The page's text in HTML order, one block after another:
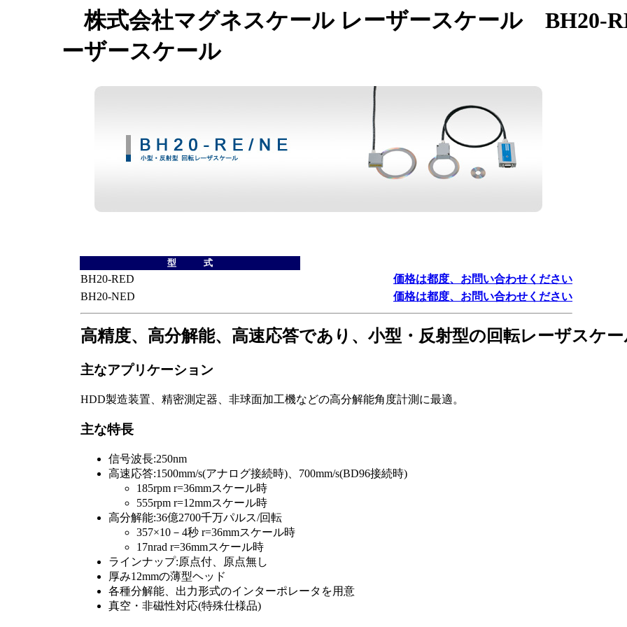
株式会社マグネスケール レーザースケール BH20-
ーザースケール
型 式
BH20-RED
価格は都度、お問い合わせください
BH20-NED
価格は都度、お問い合わせください
高精度、高分解能、高速応答であり、小型・反射型の回転レーザスケ
主なアプリケーション
HDD製造装置、精密測定器、非球面加工機などの高分解能角度計測に最適。
主な特長
信号波長:250nm
高速応答:1500mm/s(アナログ接続時)、700mm/s(BD96接続時)
185rpm r=36mmスケール時
555rpm r=12mmスケール時
高分解能:36億2700千万パルス/回転
357×10－4秒 r=36mmスケール時
17nrad r=36mmスケール時
ラインナップ:原点付、原点無し
厚み12mmの薄型ヘッド
各種分解能、出力形式のインターポレータを用意
真空・非磁性対応(特殊仕様品)